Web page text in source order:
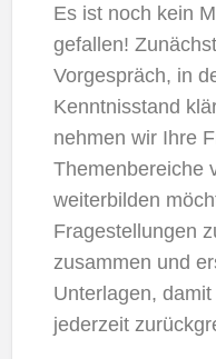
Es ist noch kein
gefallen!
Vorgespräch, in
Kenntnisstand
nehmen wir Ihre
Themenbereiche
weiterbilden
Fragestellungen
zusammen und
Unterlagen,
jederzeit